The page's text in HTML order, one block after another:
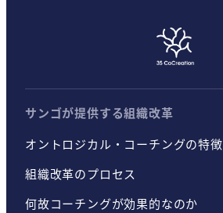
サンゴが提供する組織改革
オントロジカル・コーチングの特徴
組織改革のプロセス
何故コーチングが効果的なのか